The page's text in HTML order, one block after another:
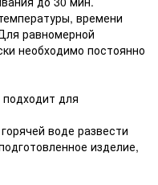
времени
равномерной
необходимо постоянно
для
воде развести
изделие,